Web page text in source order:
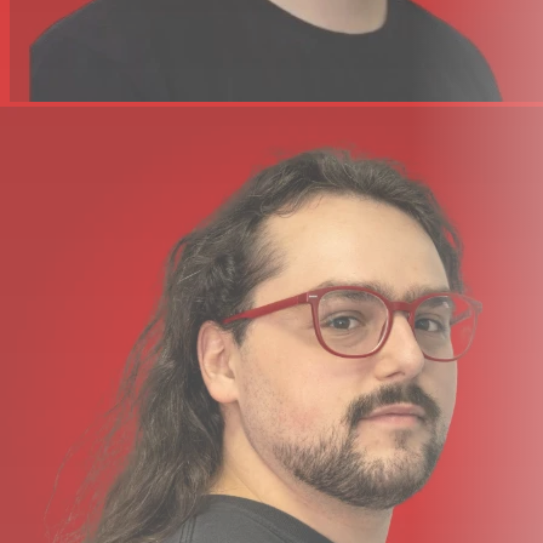
Harmonizer+ suite transforms vocals when paired with
MixingLink (sold separately)
Number of Footswitch Buttons:2
1 x 1/4" (expression), 1 x 1/4" (control)
Power Source:9V DC power supply